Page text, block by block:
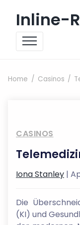
Inline-
Home Casinos
CASINOS
Iona Stanley |
Die
(KI) und